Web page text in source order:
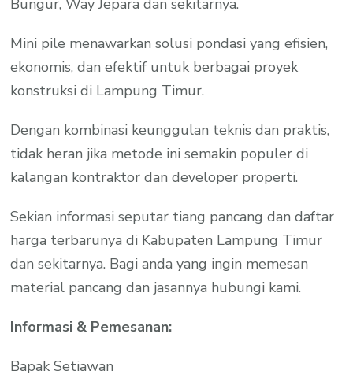
Bungur, Way Jepara dan sekitarnya.
Mini pile menawarkan solusi pondasi yang efisien,
ekonomis, dan efektif untuk berbagai proyek
konstruksi di Lampung Timur.
Dengan kombinasi keunggulan teknis dan praktis,
tidak heran jika metode ini semakin populer di
kalangan kontraktor dan developer properti.
Sekian informasi seputar tiang pancang dan daftar
harga terbarunya di Kabupaten Lampung Timur
dan sekitarnya. Bagi anda yang ingin memesan
material pancang dan jasannya hubungi kami.
Informasi & Pemesanan:
Bapak Setiawan